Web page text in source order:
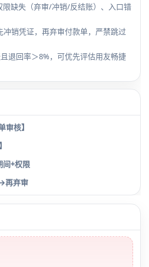
限缺失（弃审/冲销/反结账）、入口错
销凭证，再弃审付款单，严禁跳过
退回率＞8%，可优先评估用友畅捷
核】
间+权限
再弃审